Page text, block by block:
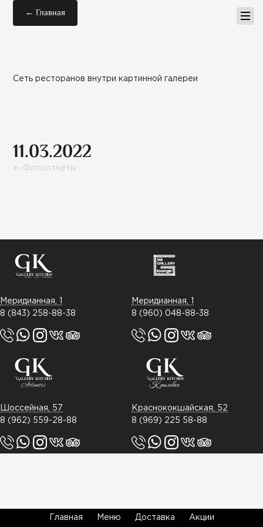
← Главная
Главная Меню Доставка Акции
Сеть ресторанов внутри картинной галереи
11.03.2022
← Фотоотчеты
Меридианная, 1
8 (843) 258-88-38
Меридианная, 1
8 (960) 048-88-38
Шоссейная, 57
8 (962) 559-28-88
Краснококшайская, 52
8 (969) 225 58-88